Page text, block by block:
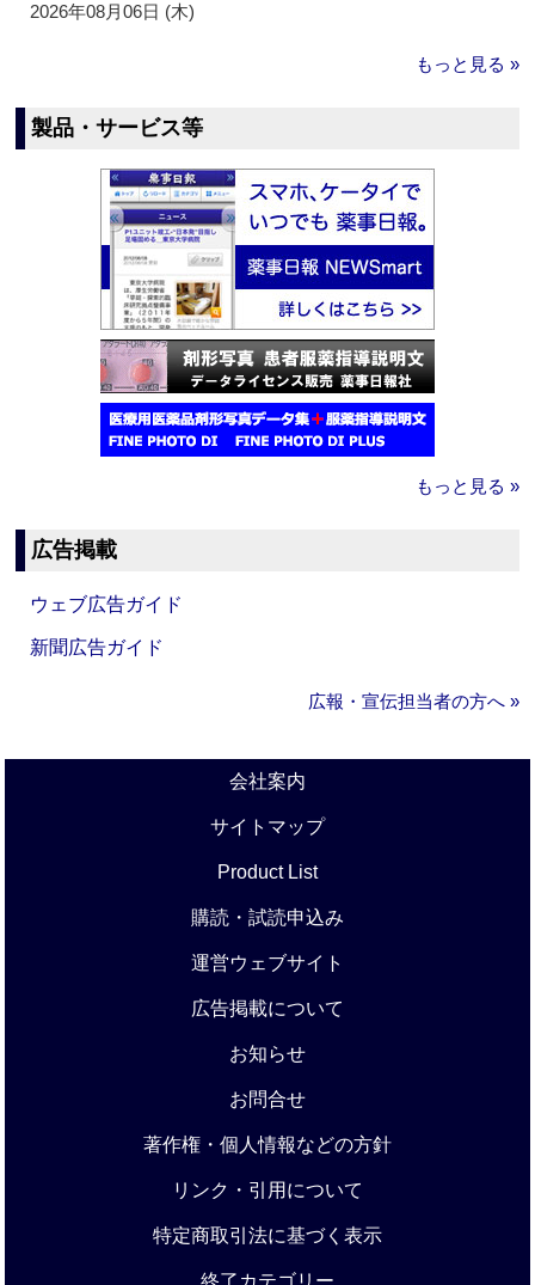
2026年08月06日 (木)
もっと見る »
製品・サービス等
もっと見る »
広告掲載
ウェブ広告ガイド
新聞広告ガイド
広報・宣伝担当者の方へ »
会社案内
サイトマップ
Product List
購読・試読申込み
運営ウェブサイト
広告掲載について
お知らせ
お問合せ
著作権・個人情報などの方針
リンク・引用について
特定商取引法に基づく表示